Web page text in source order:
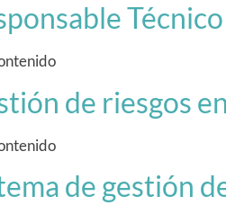
de riesgos
de gestión